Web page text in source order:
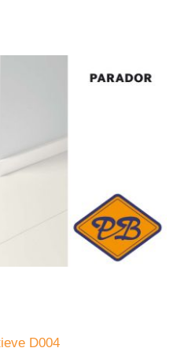
D004